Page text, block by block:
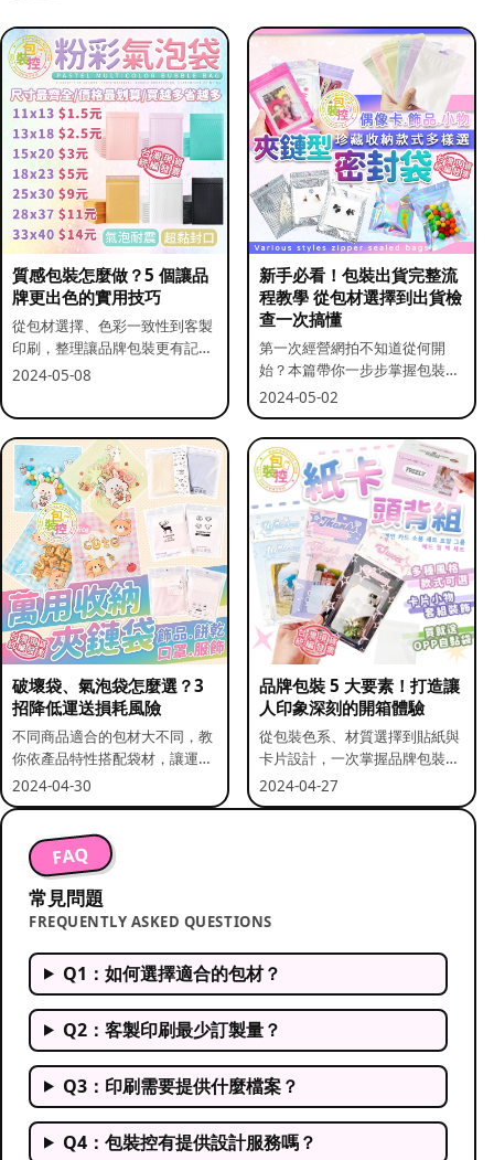
質感包裝怎麼做？5 個讓品
牌更出色的實用技巧
從包材選擇、色彩一致性到客製
印刷，整理讓品牌包裝更有記憶
點的實用做法。
2024-05-08
新手必看！包裝出貨完整流
程教學 從包材選擇到出貨檢
查一次搞懂
第一次經營網拍不知道從何開
始？本篇帶你一步步掌握包裝流
程與出貨前檢查重點。
2024-05-02
破壞袋、氣泡袋怎麼選？3
招降低運送損耗風險
不同商品適合的包材大不同，教
你依產品特性搭配袋材，讓運送
更安全。
2024-04-30
品牌包裝 5 大要素！打造讓
人印象深刻的開箱體驗
從包裝色系、材質選擇到貼紙與
卡片設計，一次掌握品牌包裝的
關鍵要素。
2024-04-27
FAQ
常見問題
FREQUENTLY ASKED QUESTIONS
Q1：如何選擇適合的包材？
Q2：客製印刷最少訂製量？
Q3：印刷需要提供什麼檔案？
Q4：包裝控有提供設計服務嗎？